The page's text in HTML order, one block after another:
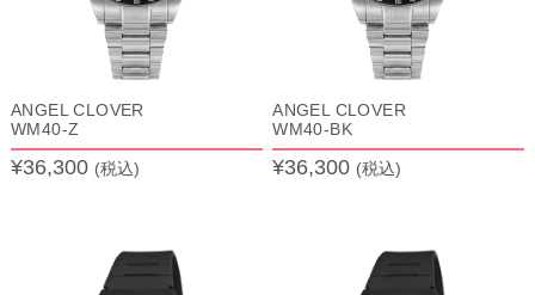
ANGEL CLOVER
WM40-Z
¥36,300 (税込)
ANGEL CLOVER
WM40-BK
¥36,300 (税込)